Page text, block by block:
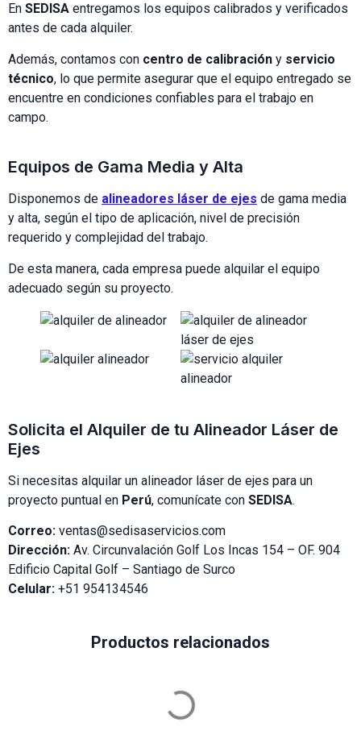
En SEDISA entregamos los equipos calibrados y verificados
antes de cada alquiler.
Además, contamos con centro de calibración y servicio
técnico, lo que permite asegurar que el equipo entregado se
encuentre en condiciones confiables para el trabajo en
campo.
Equipos de Gama Media y Alta
Disponemos de alineadores láser de ejes de gama media
y alta, según el tipo de aplicación, nivel de precisión
requerido y complejidad del trabajo.
De esta manera, cada empresa puede alquilar el equipo
adecuado según su proyecto.
Solicita el Alquiler de tu Alineador Láser de
Ejes
Si necesitas alquilar un alineador láser de ejes para un
proyecto puntual en Perú, comunícate con SEDISA.
Correo: ventas@sedisaservicios.com
Dirección: Av. Circunvalación Golf Los Incas 154 – OF. 904
Edificio Capital Golf – Santiago de Surco
Celular: +51 954134546
Productos relacionados